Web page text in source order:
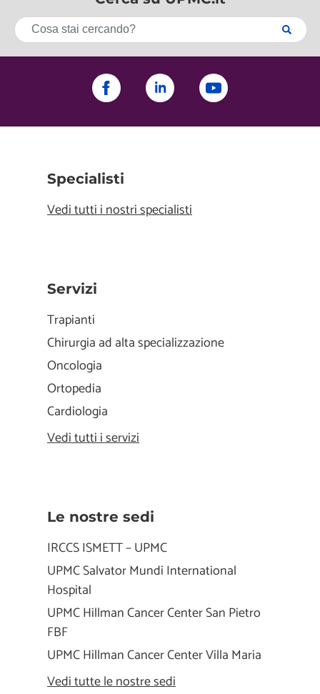
Specialisti
Vedi tutti i nostri specialisti
Servizi
Trapianti
Chirurgia ad alta specializzazione
Oncologia
Ortopedia
Cardiologia
Vedi tutti i servizi
Le nostre sedi
IRCCS ISMETT – UPMC
UPMC Salvator Mundi International
Hospital
UPMC Hillman Cancer Center San Pietro
FBF
UPMC Hillman Cancer Center Villa Maria
Vedi tutte le nostre sedi